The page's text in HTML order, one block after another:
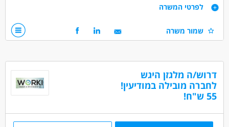
מעולה!
דרישות
מחסנים ולוגיסטיקה - מחסנאות ואחסון
נהגים, רכב ותחבורה - מלגזה
מחסנים ולוגיסטיקה - מחסנאי/ת ממוחשב
מאפייני משרה
לפרטי המשרה
שמור משרה
דרוש/ה מלגזן היגש
לחברה מובילה במודיעין!
55 ש"ח!